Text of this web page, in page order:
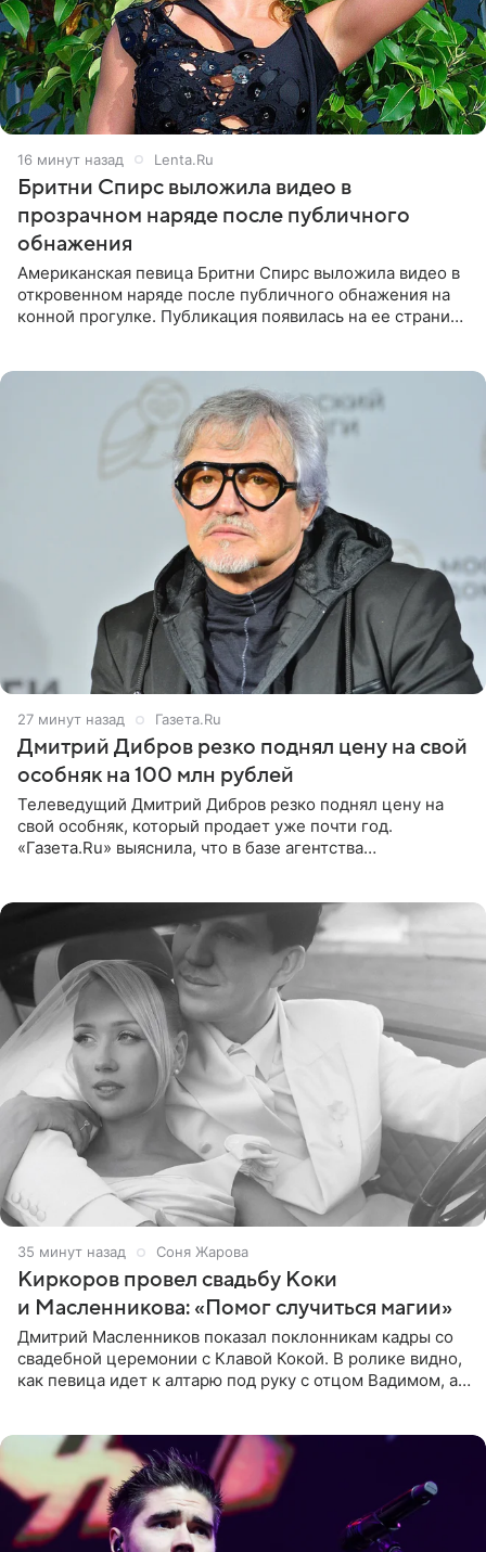
16 минут назад Lenta.Ru
Бритни Спирс выложила видео в
прозрачном наряде после публичного
обнажения
Американская певица Бритни Спирс выложила видео в
откровенном наряде после публичного обнажения на
конной прогулке. Публикация появилась на ее странице
27 минут назад Газета.Ru
Дмитрий Дибров резко поднял цену на свой
особняк на 100 млн рублей
Телеведущий Дмитрий Дибров резко поднял цену на
свой особняк, который продает уже почти год.
«Газета.Ru» выяснила, что в базе агентства
35 минут назад Соня Жарова
Киркоров провел свадьбу Коки
и Масленникова: «Помог случиться магии»
Дмитрий Масленников показал поклонникам кадры со
свадебной церемонии с Клавой Кокой. В ролике видно,
как певица идет к алтарю под руку с отцом Вадимом, а у